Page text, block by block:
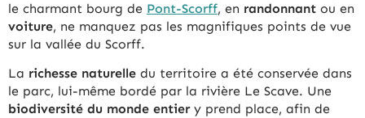
le charmant bourg de Pont-Scorff, en randonnant ou en
voiture, ne manquez pas les magnifiques points de vue
sur la vallée du Scorff.
La richesse naturelle du territoire a été conservée dans
le parc, lui-même bordé par la rivière Le Scave. Une
biodiversité du monde entiery prend place, afin de